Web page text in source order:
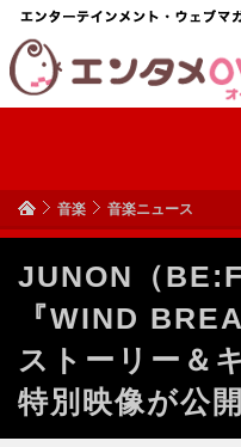
音楽 音楽ニュース
JUNON（
『WIND
ストーリー＆
特別映像が公開